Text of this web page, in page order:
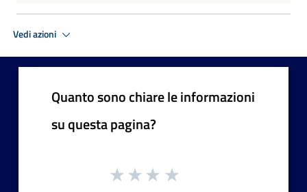
Vedi azioni
Quanto sono chiare le informazioni
su questa pagina?